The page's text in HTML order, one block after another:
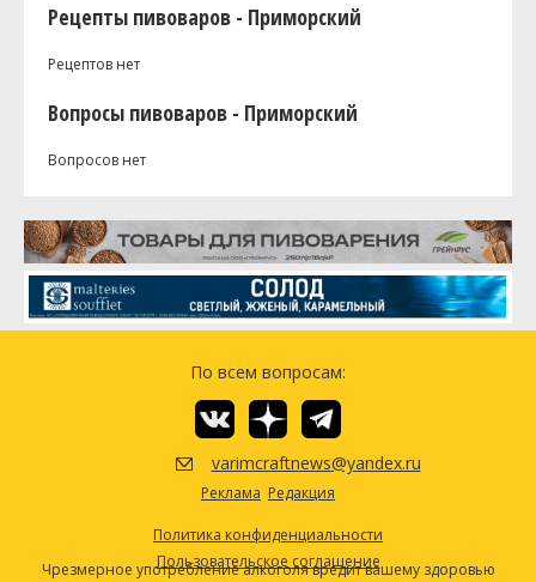
Рецепты пивоваров - Приморский
Рецептов нет
Вопросы пивоваров - Приморский
Вопросов нет
По всем вопросам:
varimcraftnews@yandex.ru
Реклама Редакция
Политика конфиденциальности
Пользовательское соглашение
Чрезмерное употребление алкоголя вредит вашему здоровью